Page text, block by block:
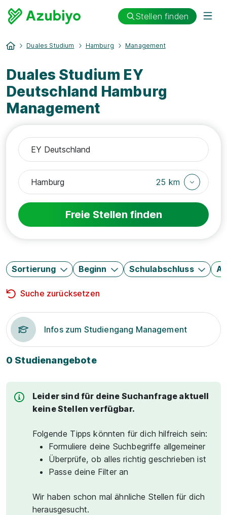
Stellen finden
Duales Studium Hamburg Management
Duales Studium EY
Deutschland Hamburg
Management
25 km
Freie Stellen finden
Sortierung Beginn Schulabschluss
Suche zurücksetzen
Infos zum Studiengang Management
0 Studienangebote
Leider sind für deine Suchanfrage aktuell
keine Stellen verfügbar.
Folgende Tipps könnten für dich hilfreich sein:
Formuliere deine Suchbegriffe allgemeiner
Überprüfe, ob alles richtig geschrieben ist
Passe deine Filter an
Wir haben schon mal ähnliche Stellen für dich
herausgesucht.